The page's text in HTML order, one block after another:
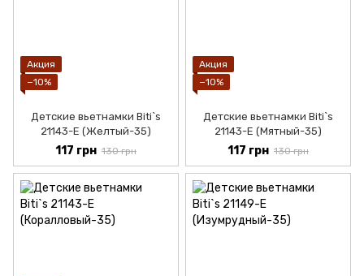
Акция
−10%
Детские вьетнамки Biti`s
21143-Е (Желтый-35)
117 грн 130 грн
Акция
−10%
Детские вьетнамки Biti`s
21143-Е (Мятный-35)
117 грн 130 грн